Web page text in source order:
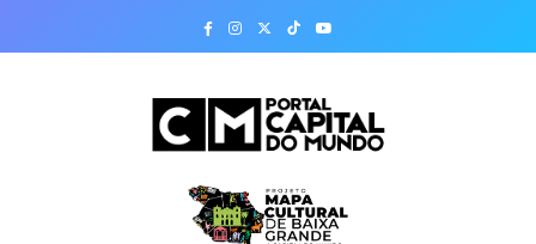
Portal Capital do
Mundo